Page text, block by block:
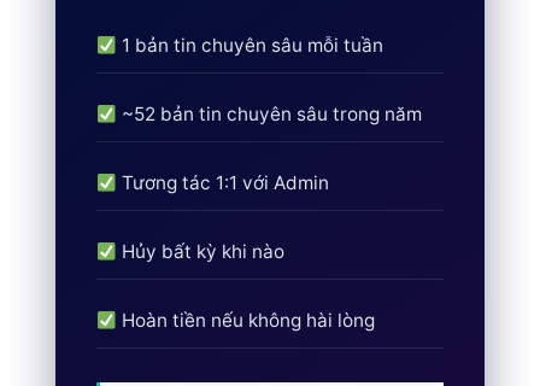
1 bản tin chuyên sâu mỗi tuần
~52 bản tin chuyên sâu trong năm
Tương tác 1:1 với Admin
Hủy bất kỳ khi nào
Hoàn tiền nếu không hài lòng